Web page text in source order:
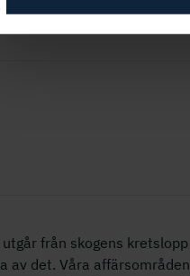
från skogens
av det. Våra